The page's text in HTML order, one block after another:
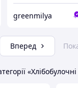
greenmilya
Вперед